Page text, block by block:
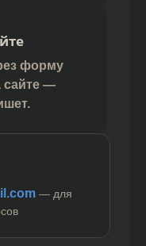
форму
сайте —
— для